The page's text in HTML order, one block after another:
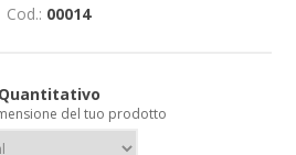
Cod.: 00014
Quantitativo
del tuo prodotto